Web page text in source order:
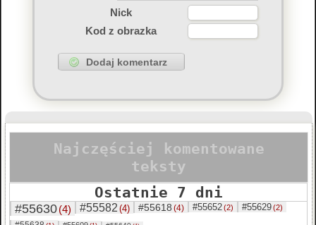
Nick
Kod z obrazka
Najczęściej komentowane
teksty
Ostatnie 7 dni
#55630(4) #55582 (4) #55618 (4) #55652(2) #55629(2)